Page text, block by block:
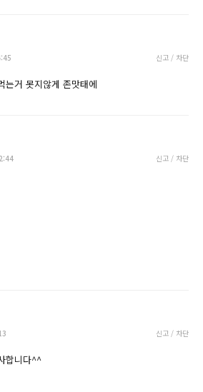
신고 / 차단
는거 못지않게 존맛태에
신고 / 차단
신고 / 차단
합니다^^